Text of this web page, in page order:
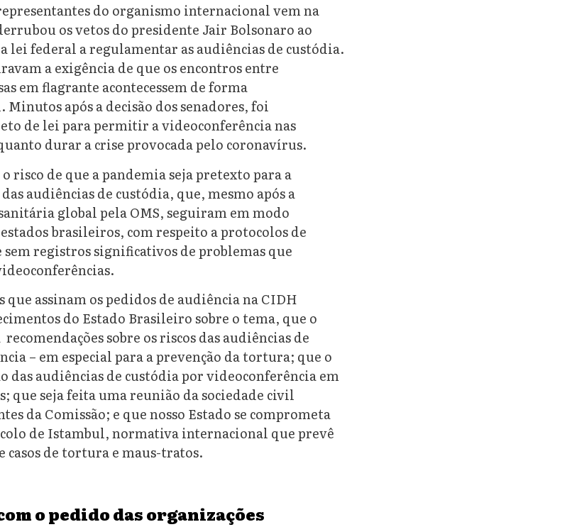
do organismo internacional vem na
os vetos do presidente Jair Bolsonaro ao
lei federal a regulamentar as audiências de custódia.
a exigência de que os encontros entre
em flagrante acontecessem de forma
após a decisão dos senadores,foi
de lei para permitir a videoconferência nas
durar a crise provocada pelo coronavírus.
risco de que a pandemia seja pretexto para a
audiências de custódia, que, mesmo após a
global pela OMS, seguiram em modo
brasileiros, com respeito a protocolos de
sem registros significativos de problemas que
que assinam os pedidos de audiência na CIDH
do Estado Brasileiro sobre o tema, que o
sobre os riscos das audiências de
– em especial para a prevenção da tortura; que o
das audiências de custódia por videoconferência em
que seja feita uma reunião da sociedade civil
da Comissão; e que nosso Estado se comprometa
de Istambul, normativa internacional que prevê
casos de tortura e maus-tratos.
o pedido das organizações